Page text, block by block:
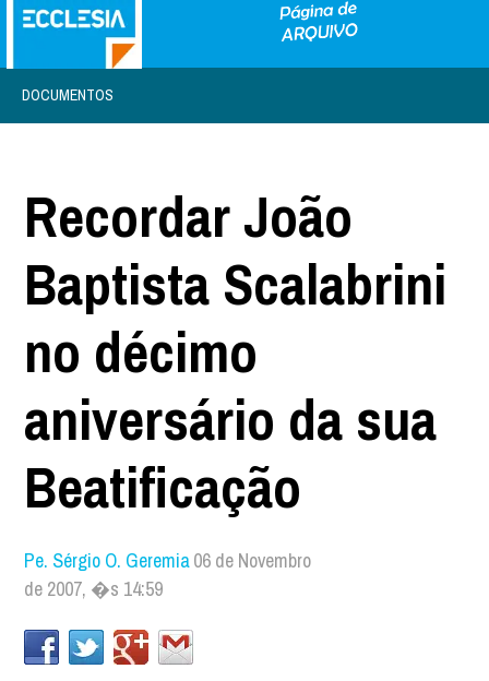
DOCUMENTOS
Recordar João
Baptista Scalabrini
no décimo
aniversário da sua
Beatificação
Pe. Sérgio O. Geremia06 de Novembro
de 2007, �s 14:59